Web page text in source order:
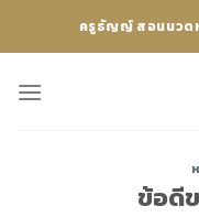
ครูธัญญ์ สอนนวด
ข้อดี